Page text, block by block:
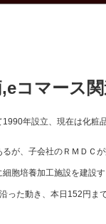
コマース
年設立、現在は化粧
が、子会社のＲＭＤＣ
胞培養加工施設を建設
った動き、本日152円ま